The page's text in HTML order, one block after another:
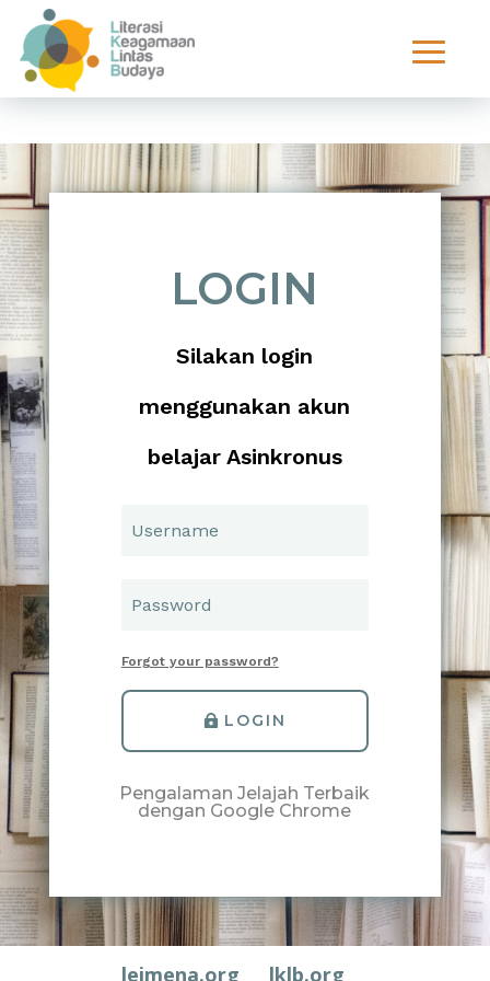
LOGIN
Silakan login
menggunakan akun
belajar Asinkronus
Forgot your password?
LOGIN
Pengalaman Jelajah Terbaik
dengan Google Chrome
leimena.org lklb.org